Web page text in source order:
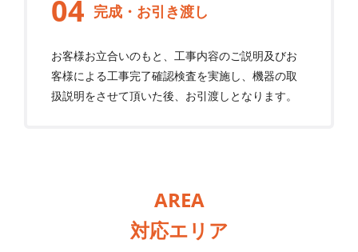
完成・お引き渡し
お客様お立合いのもと、工事内容のご説明及びお
客様による工事完了確認検査を実施し、機器の取
扱説明をさせて頂いた後、お引渡しとなります。
AREA
対応エリア